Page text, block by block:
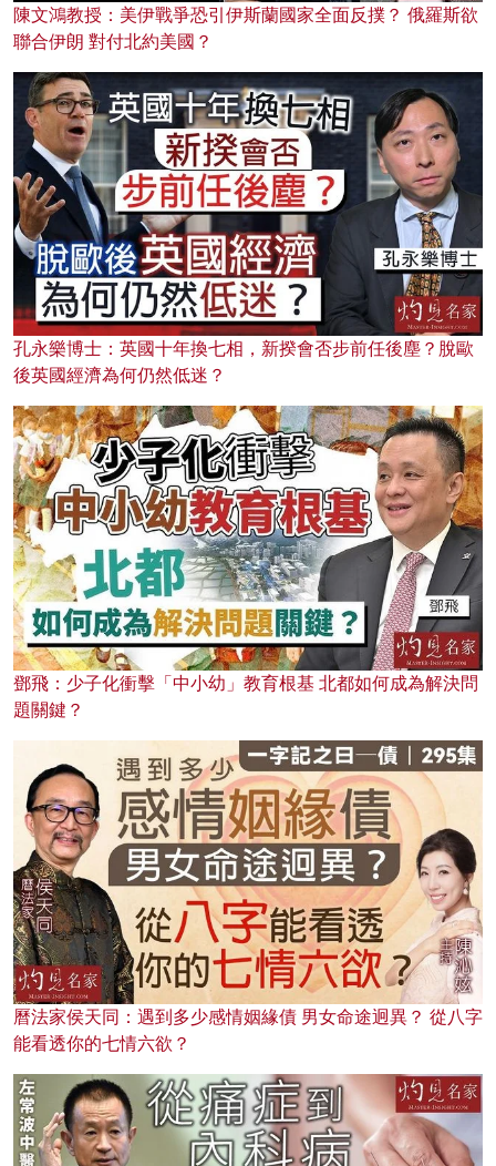
陳文鴻教授：美伊戰爭恐引伊斯蘭國家全面反撲？ 俄羅斯欲
聯合伊朗 對付北約美國？
孔永樂博士：英國十年換七相，新揆會否步前任後塵？脫歐
後英國經濟為何仍然低迷？
鄧飛：少子化衝擊「中小幼」教育根基 北都如何成為解決問
題關鍵？
曆法家侯天同：遇到多少感情姻緣債 男女命途迥異？ 從八字
能看透你的七情六欲？